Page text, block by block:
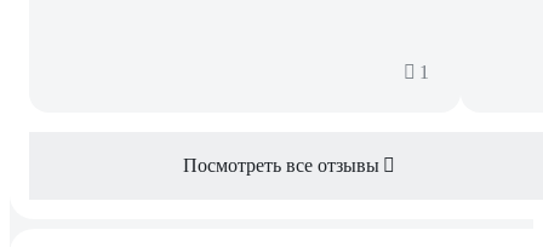
1
Посмотреть все отзывы